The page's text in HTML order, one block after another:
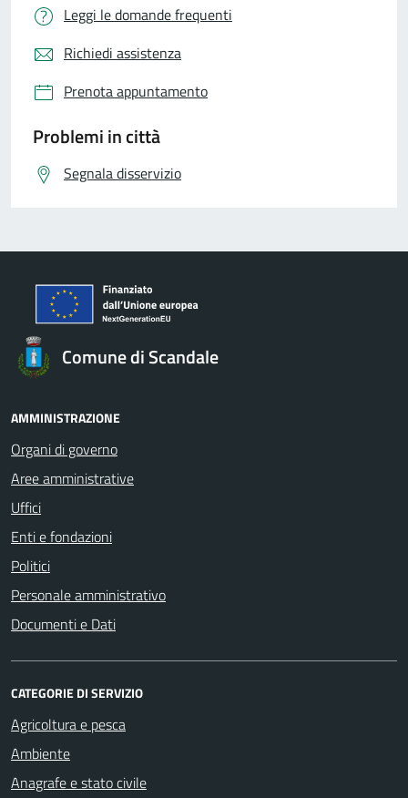
Leggi le domande frequenti
Richiedi assistenza
Prenota appuntamento
Problemi in città
Segnala disservizio
Comune di Scandale
AMMINISTRAZIONE
Organi di governo
Aree amministrative
Uffici
Enti e fondazioni
Politici
Personale amministrativo
Documenti e Dati
CATEGORIE DI SERVIZIO
Agricoltura e pesca
Ambiente
Anagrafe e stato civile